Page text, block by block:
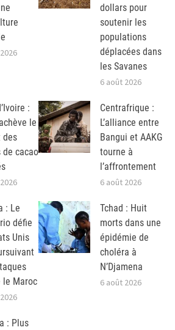
dollars pour
soutenir les
populations
déplacées dans
les Savanes
6 août 2026
:
le
des
de cacao
Centrafrique :
L’alliance entre
Bangui et AAKG
tourne à
l’affrontement
6 août 2026
: Le
défie
Unis
le Maroc
Tchad : Huit
morts dans une
épidémie de
choléra à
N’Djamena
6 août 2026
: Plus